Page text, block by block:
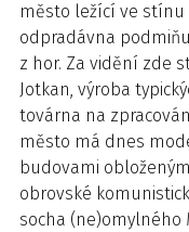
město ležící ve stínu
odpradávna
z hor. Za vidění zde
Jotkan, výroba
továrna na
město má dnes
budovami
obrovské
socha (ne)omylného